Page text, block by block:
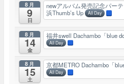
8月
9
日
newアルバム発売記念パー
浜Thumb’s Up
All Day
8月
14
金
福井swell Dachambo「blue
All Day
8月
15
土
京都METRO Dachambo「
All Day